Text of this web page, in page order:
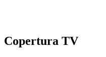
Copertura TV